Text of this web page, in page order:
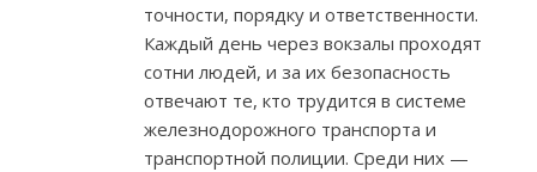
точности, порядку и ответственности.
Каждый день через вокзалы проходят
сотни людей, и за их безопасность
отвечают те, кто трудится в системе
железнодорожного транспорта и
транспортной полиции. Среди них —